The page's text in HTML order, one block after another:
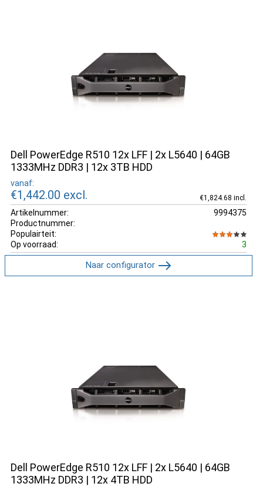
Dell PowerEdge R510 12x LFF | 2x L5640 | 64GB
1333MHz DDR3 | 12x 3TB HDD
vanaf:
€1,442.00 excl. €1,824.68 incl.
Artikelnummer:
9994375
Productnummer:
Populairteit:
Op voorraad:
3
Naar configurator
Dell PowerEdge R510 12x LFF | 2x L5640 | 64GB
1333MHz DDR3 | 12x 4TB HDD